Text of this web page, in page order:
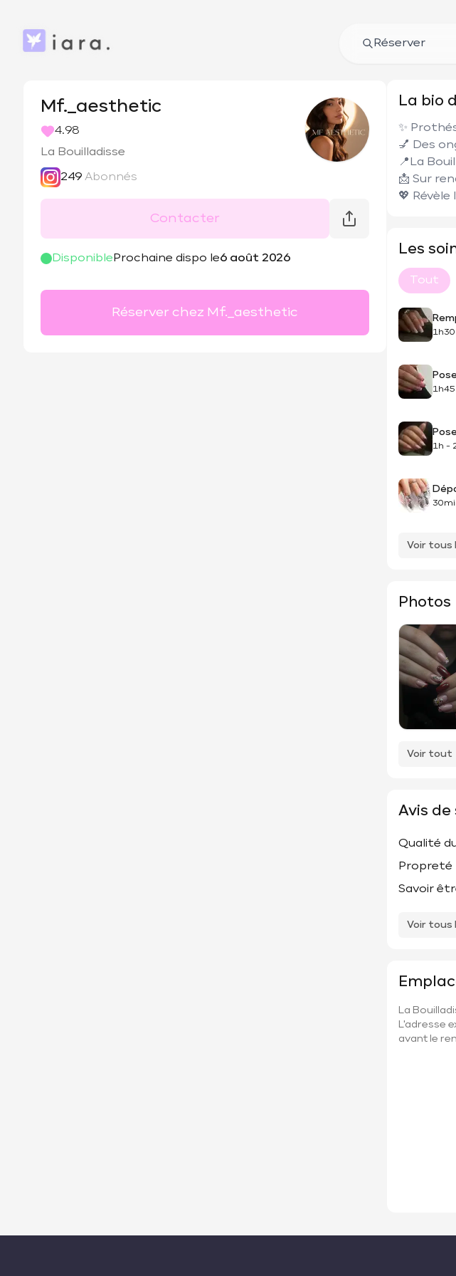
Réserver
Mf._aesthetic
4.98
La Bouilladisse
249 Abonnés
Contacter
Disponible Prochaine dispo le6 août 2026
@mf._aesthetic
Réserver chez Mf._aesthetic
La bio
✨
💅 Des
📍La
📩 Sur
💖
Les
Tout
1h30
1h45
1h -
Voir tous
Photos
Voir tout
Avis de
Qualité
Propreté
Savoir
Voir tous
La
L'adresse
avant le